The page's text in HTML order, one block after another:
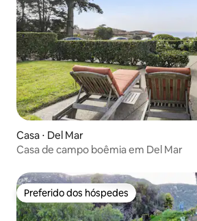
Casa ⋅ Del Mar
Casa de campo boêmia em Del Mar
Preferido dos hóspedes
Preferido dos hóspedes